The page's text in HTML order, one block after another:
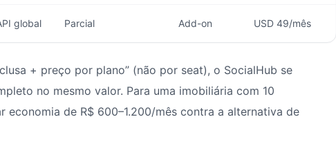
global Parcial Add-on USD 49/mês
+ preço por plano” (não por seat), o SocialHub se
no mesmo valor. Para uma imobiliária com 10
economia de R$ 600–1.200/mês contra a alternativa de